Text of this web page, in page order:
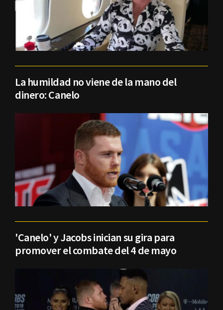
La humildad no viene de la mano del
dinero: Canelo
'Canelo' y Jacobs inician su gira para
promover el combate del 4 de mayo